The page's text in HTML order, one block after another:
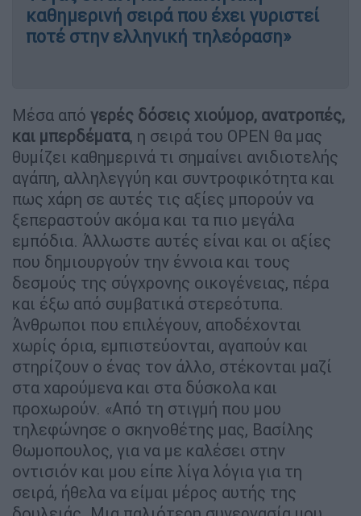
καθημερινή σειρά που έχει γυριστεί
ποτέ στην ελληνική τηλεόραση»
Μέσα από γερές δόσεις χιούμορ, ανατροπές,
και μπερδέματα, η σειρά του OPEN θα μας
θυμίζει καθημερινά τι σημαίνει ανιδιοτελής
αγάπη, αλληλεγγύη και συντροφικότητα και
πως χάρη σε αυτές τις αξίες μπορούν να
ξεπεραστούν ακόμα και τα πιο μεγάλα
εμπόδια. Άλλωστε αυτές είναι και οι αξίες
που δημιουργούν την έννοια και τους
δεσμούς της σύγχρονης οικογένειας, πέρα
και έξω από συμβατικά στερεότυπα.
Άνθρωποι που επιλέγουν, αποδέχονται
χωρίς όρια, εμπιστεύονται, αγαπούν και
στηρίζουν ο ένας τον άλλο, στέκονται μαζί
στα χαρούμενα και στα δύσκολα και
προχωρούν. «Από τη στιγμή που μου
τηλεφώνησε ο σκηνοθέτης μας, Βασίλης
Θωμοπουλος, για να με καλέσει στην
οντισιόν και μου είπε λίγα λόγια για τη
σειρά, ήθελα να είμαι μέρος αυτής της